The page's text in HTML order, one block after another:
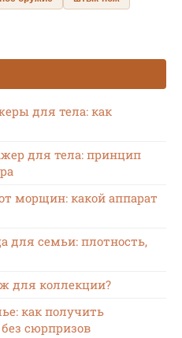
для тела: как
для тела: принцип
морщин: какой аппарат
для семьи: плотность,
для коллекции?
как получить
сюрпризов